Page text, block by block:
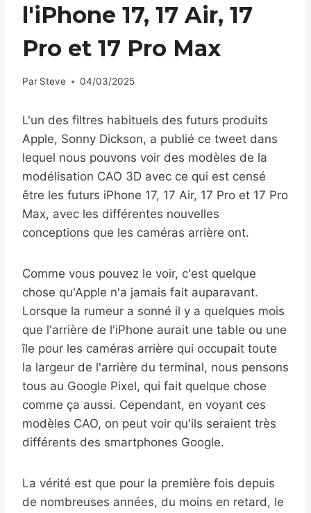
l'iPhone 17, 17 Air, 17
Pro et 17 Pro Max
Par Steve 04/03/2025
L'un des filtres habituels des futurs produits
Apple, Sonny Dickson, a publié ce tweet dans
lequel nous pouvons voir des modèles de la
modélisation CAO 3D avec ce qui est censé
être les futurs iPhone 17, 17 Air, 17 Pro et 17 Pro
Max, avec les différentes nouvelles
conceptions que les caméras arrière ont.
Comme vous pouvez le voir, c'est quelque
chose qu'Apple n'a jamais fait auparavant.
Lorsque la rumeur a sonné il y a quelques mois
que l'arrière de l'iPhone aurait une table ou une
île pour les caméras arrière qui occupait toute
la largeur de l'arrière du terminal, nous pensons
tous au Google Pixel, qui fait quelque chose
comme ça aussi. Cependant, en voyant ces
modèles CAO, on peut voir qu'ils seraient très
différents des smartphones Google.
La vérité est que pour la première fois depuis
de nombreuses années, du moins en retard, le